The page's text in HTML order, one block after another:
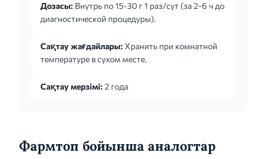
Дозасы: Внутрь по 15-30 г 1 раз/сут (за 2-6 ч до
диагностической процедуры).
Сақтау жағдайлары: Хранить при комнатной
температуре в сухом месте.
Сақтау мерзімі: 2 года
Фармтоп бойынша аналогтар